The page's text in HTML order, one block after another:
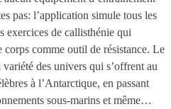
pas: l’application simule tous les
exercices de callisthénie qui
comme outil de résistance. Le
des univers qui s’offrent au
à l’Antarctique, en passant
sous-marins et même…